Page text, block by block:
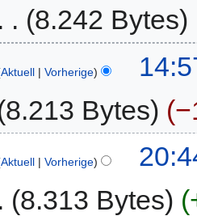
8.242 Bytes
Aktuell Vorherige
8.213 Bytes
Aktuell Vorherige
8.313 Bytes